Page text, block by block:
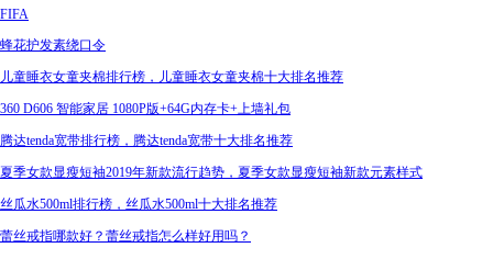
FIFA
蜂花护发素绕口令
儿童睡衣女童夹棉排行榜，儿童睡衣女童夹棉十大排名推荐
360 D606 智能家居 1080P版+64G内存卡+上墙礼包
腾达tenda宽带排行榜，腾达tenda宽带十大排名推荐
夏季女款显瘦短袖2019年新款流行趋势，夏季女款显瘦短袖新款元素样式
丝瓜水500ml排行榜，丝瓜水500ml十大排名推荐
蕾丝戒指哪款好？蕾丝戒指怎么样好用吗？